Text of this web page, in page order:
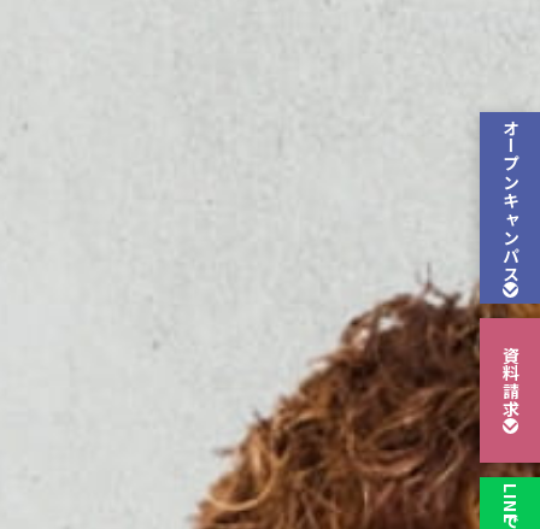
オープン
キャンパス
資料請求
LINEで